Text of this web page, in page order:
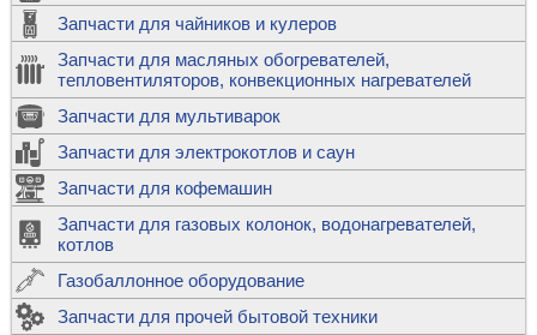
Запчасти для чайников и кулеров
Запчасти для масляных обогревателей,
тепловентиляторов, конвекционных нагревателей
Запчасти для мультиварок
Запчасти для электрокотлов и саун
Запчасти для кофемашин
Запчасти для газовых колонок, водонагревателей,
котлов
Газобаллонное оборудование
Запчасти для прочей бытовой техники